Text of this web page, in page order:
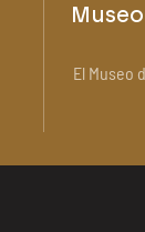
El Museo